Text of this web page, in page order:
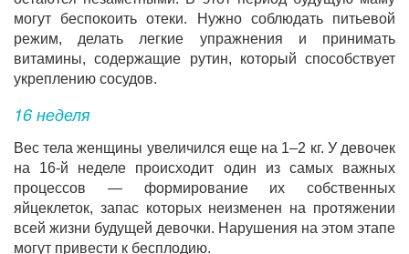
могут беспокоить отеки. Нужно соблюдать питьевой
режим, делать легкие упражнения и принимать
витамины, содержащие рутин, который способствует
укреплению сосудов.
16 неделя
Вес тела женщины увеличился еще на 1–2 кг. У девочек
на 16-й неделе происходит один из самых важных
процессов — формирование их собственных
яйцеклеток, запас которых неизменен на протяжении
всей жизни будущей девочки. Нарушения на этом этапе
могут привести к бесплодию.